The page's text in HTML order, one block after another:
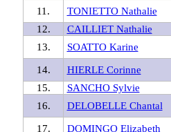
11.
TONIETTO Nathalie
12.
CAILLIET Nathalie
13.
SOATTO Karine
14.
HIERLE Corinne
15.
SANCHO Sylvie
16.
DELOBELLE Chantal
17.
DOMINGO Elizabeth